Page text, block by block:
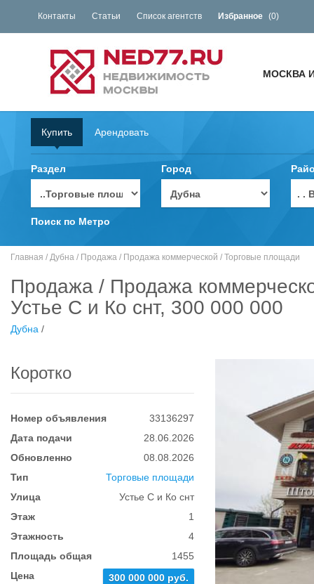
Контакты Статьи Список агентств Избранное (0)
МОСКВА
Купить Арендовать
Раздел Город
. .
Поиск по Метро
Главная / Дубна / Продажа / Продажа коммерческой / Торговые площади
Продажа / Продажа
Устье С и Ко снт, 300 000 000
Дубна /
Коротко
Номер объявления
33136297
Дата подачи
28.06.2026
Обновленно
08.08.2026
Тип
Торговые площади
Улица
Устье С и Ко снт
Этаж
1
Этажность
4
Площадь общая
1455
Цена
300 000 000 руб.